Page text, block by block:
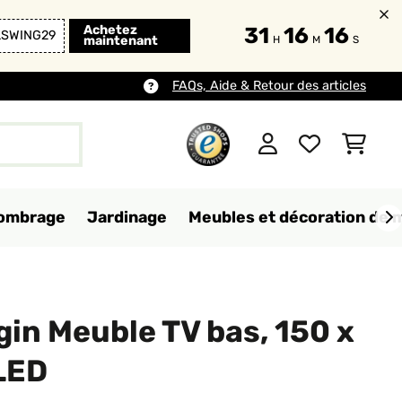
Achetez
maintenant 31 H 16 M 14 S
FAQs, Aide & Retour des articles
Jardinage Meubles et décoration de
Meuble TV bas, 150 x